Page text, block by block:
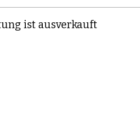
ist ausverkauft